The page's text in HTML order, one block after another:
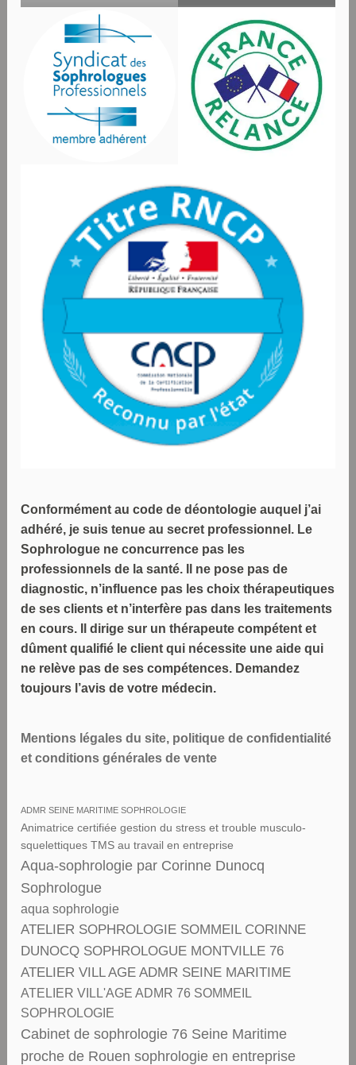
Conformément au code de déontologie auquel j’ai
adhéré, je suis tenue au secret professionnel. Le
Sophrologue ne concurrence pas les
professionnels de la santé. Il ne pose pas de
diagnostic, n’influence pas les choix thérapeutiques
de ses clients et n’interfère pas dans les traitements
en cours. Il dirige sur un thérapeute compétent et
dûment qualifié le client qui nécessite une aide qui
ne relève pas de ses compétences. Demandez
toujours l’avis de votre médecin.
Mentions légales du site, politique de confidentialité
et conditions générales de vente
ADMR SEINE MARITIME SOPHROLOGIE
Animatrice certifiée gestion du stress et trouble musculo-
squelettiques TMS au travail en entreprise
Aqua-sophrologie par Corinne Dunocq
Sophrologue
aqua sophrologie
ATELIER SOPHROLOGIE SOMMEIL CORINNE
DUNOCQ SOPHROLOGUE MONTVILLE 76
ATELIER VILL AGE ADMR SEINE MARITIME
ATELIER VILL'AGE ADMR 76 SOMMEIL
SOPHROLOGIE
Cabinet de sophrologie 76 Seine Maritime
proche de Rouen sophrologie en entreprise